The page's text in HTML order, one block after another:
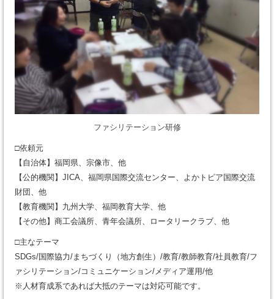
ファシリテーション研修
□依頼元
【自治体】福岡県、宗像市、他
【公的機関】JICA、福岡県国際交流センター、よかトピア国際交流
財団、他
【教育機関】九州大学、福岡教育大学、他
【その他】商工会議所、青年会議所、ロータリークラブ、他
□主なテーマ
SDGs/国際協力/まちづくり（地方創生）/教育/教師教育/社員教育/フ
ァシリテーション/コミュニケーション/メディア運用/他
※人材育成系であれば大抵のテーマは対応可能です。